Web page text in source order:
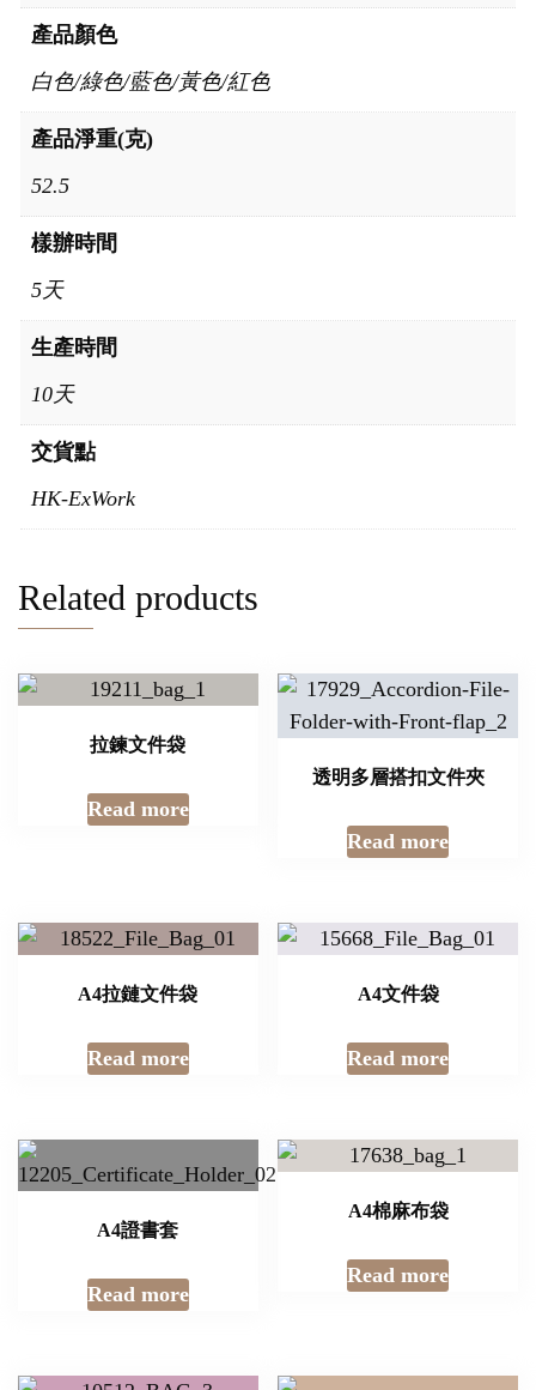
產品顏色
白色/綠色/藍色/黃色/紅色
產品淨重(克)
52.5
樣辦時間
5天
生產時間
10天
交貨點
HK-ExWork
Related products
拉鍊文件袋
Read more
透明多層搭扣文件夾
Read more
A4拉鏈文件袋
Read more
A4文件袋
Read more
A4證書套
Read more
A4棉麻布袋
Read more